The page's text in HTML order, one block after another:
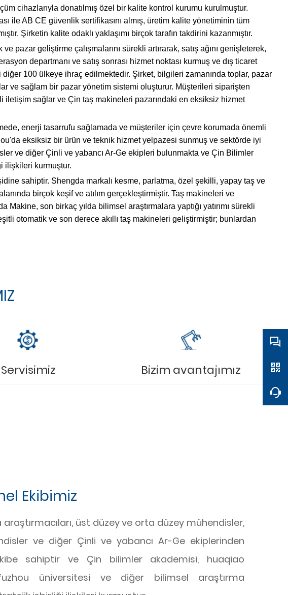
cihazlarıyla donatılmış özel bir kalite kontrol kurumu kurulmuştur.
ile AB CE güvenlik sertifikasını almış, üretim kalite yönetiminin tüm
Şirketin kalite odaklı yaklaşımı birçok tarafın takdirini kazanmıştır.
pazar geliştirme çalışmalarını sürekli artırarak, satış ağını genişleterek,
departmanı ve satış sonrası hizmet noktası kurmuş ve dış ticaret
100 ülkeye ihraç edilmektedir. Şirket, bilgileri zamanında toplar, pazar
ve sağlam bir pazar yönetim sistemi oluşturur. Müşterileri siparişten
iletişim sağlar ve Çin taş makineleri pazarındaki en eksiksiz hizmet
enerji tasarrufu sağlamada ve müşteriler için çevre korumada önemli
eksiksiz bir ürün ve teknik hizmet yelpazesi sunmuş ve sektörde iyi
ve diğer Çinli ve yabancı Ar-Ge ekipleri bulunmakta ve Çin Bilimler
ilişkileri kurmuştur.
sahiptir. Shengda markalı kesme, parlatma, özel şekilli, yapay taş ve
birçok keşif ve atılım gerçekleştirmiştir. Taş makineleri ve
son birkaç yılda bilimsel araştırmalara yaptığı yatırımı sürekli
otomatik ve son derece akıllı taş makineleri geliştirmiştir; bunlardan
Servisimiz Bizim avantajımız
Ekibimiz
üst düzey ve orta düzey mühendisler,
ve diğer Çinli ve yabancı Ar-Ge ekiplerinden
sahiptir ve Çin bilimler akademisi, huaqiao
üniversitesi ve diğer bilimsel araştırma